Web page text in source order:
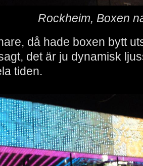
Rockheim, Boxen
då hade boxen bytt
det är ju dynamisk
tiden.